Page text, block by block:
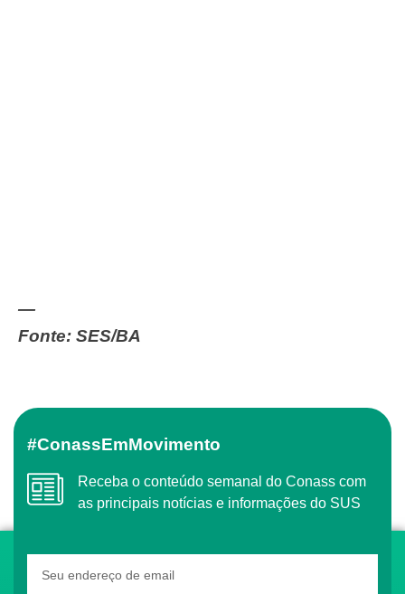
—
Fonte: SES/BA
#ConassEmMovimento
Receba o conteúdo semanal do Conass com
as principais notícias e informações do SUS